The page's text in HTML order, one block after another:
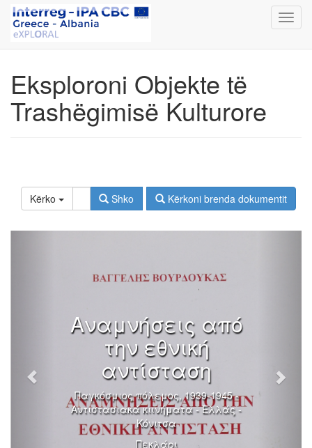
Eksploroni Objekte të
Trashëgimisë Kulturore
Kërko Shko Kërkoni brenda dokumentit
Αναμνήσεις από
την εθνική
αντίσταση
Παγκόσμιος πόλεμος, 1939-1945 -
Αντιστασιακά κιινήματα - Ελλάς -
Κόνιτσα
Πεκλάρι